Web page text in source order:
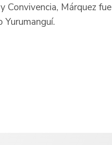
Convivencia, Márquez fue